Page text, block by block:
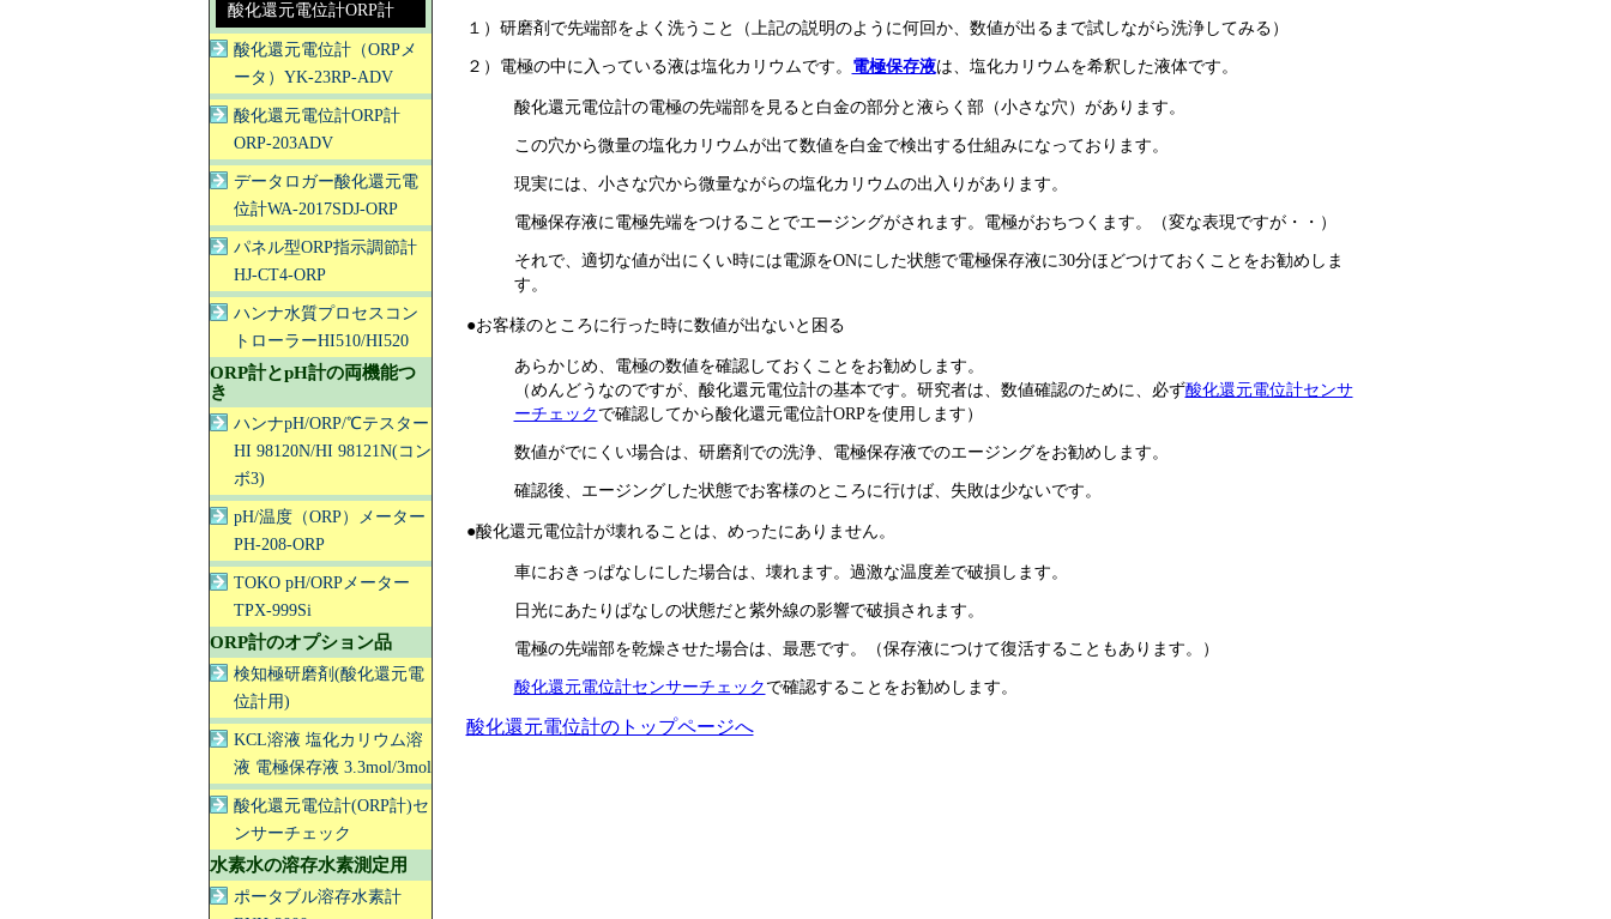
１）研磨剤で先端部をよく洗うこと（上記の説明のように何回か、数値が出るまで試しながら洗浄してみる）
２）電極の中に入っている液は塩化カリウムです。 電極保存液は、塩化カリウムを希釈した液体です。
酸化還元電位計の電極の先端部を見ると白金の部分と液らく部（小さな穴）があります。
この穴から微量の塩化カリウムが出て数値を白金で検出する仕組みになっております。
現実には、小さな穴から微量ながらの塩化カリウムの出入りがあります。
電極保存液に電極先端をつけることでエージングがされます。電極がおちつくます。（変な表現ですが・・）
それで、適切な値が出にくい時には電源をONにした状態で電極保存液に30分ほどつけておくことをお勧めしま
す。
●お客様のところに行った時に数値が出ないと困る
あらかじめ、電極の数値を確認しておくことをお勧めします。
（めんどうなのですが、酸化還元電位計の基本です。研究者は、数値確認のために、必ず酸化還元電位計センサ
ーチェック で確認してから酸化還元電位計ORPを使用します）
数値がでにくい場合は、研磨剤での洗浄、電極保存液でのエージングをお勧めします。
確認後、エージングした状態でお客様のところに行けば、失敗は少ないです。
●酸化還元電位計が壊れることは、めったにありません。
車におきっぱなしにした場合は、壊れます。過激な温度差で破損します。
日光にあたりぱなしの状態だと紫外線の影響で破損されます。
電極の先端部を乾燥させた場合は、最悪です。（保存液につけて復活することもあります。）
酸化還元電位計センサーチェック で確認することをお勧めします。
酸化還元電位計のトップページへ
酸化還元電位計ORP計
酸化還元電位計（ORPメ
ータ）YK-23RP-ADV
酸化還元電位計ORP計
ORP-203ADV
データロガー酸化還元電
位計WA-2017SDJ-ORP
パネル型ORP指示調節計
HJ-CT4-ORP
ハンナ水質プロセスコン
トローラーHI510/HI520
ORP計とpH計の両機能つ
き
ハンナpH/ORP/℃テスター
HI 98120N/HI 98121N(コン
ボ3)
pH/温度（ORP）メーター
PH-208-ORP
TOKO pH/ORPメーター
TPX-999Si
ORP計のオプション品
検知極研磨剤(酸化還元電
位計用)
KCL溶液 塩化カリウム溶
液 電極保存液 3.3mol/3mol
酸化還元電位計(ORP計)セ
ンサーチェック
水素水の溶存水素測定用
ポータブル溶存水素計